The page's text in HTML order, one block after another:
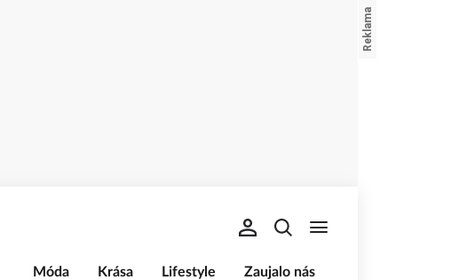
Móda Krása Lifestyle Zaujalo nás